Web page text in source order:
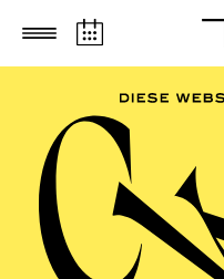
Zum Hauptinhalt springen